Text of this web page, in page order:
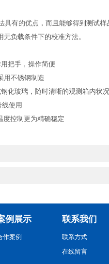
的优点，而且能够得到测试
负载条件下的校准方法。
把手，操作简便
不锈钢制造
化玻璃，随时清晰的观测箱内状况
使用
控制更为精确稳定
例展示
作案例
联系我们
联系方式
在线留言